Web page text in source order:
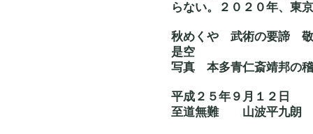
らない。２０２０年、東
秋めくや 武術の要
是空
写真 本多青仁斎靖
平成２５年９月１２日
至道無難 山波平九朗